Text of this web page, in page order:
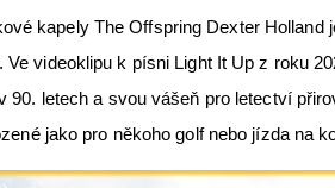
kapely The Offspring Dexter Holland
videoklipu k písni Light It Up z roku
90. letech a svou vášeň pro letectví
jako pro někoho golf nebo jízda na